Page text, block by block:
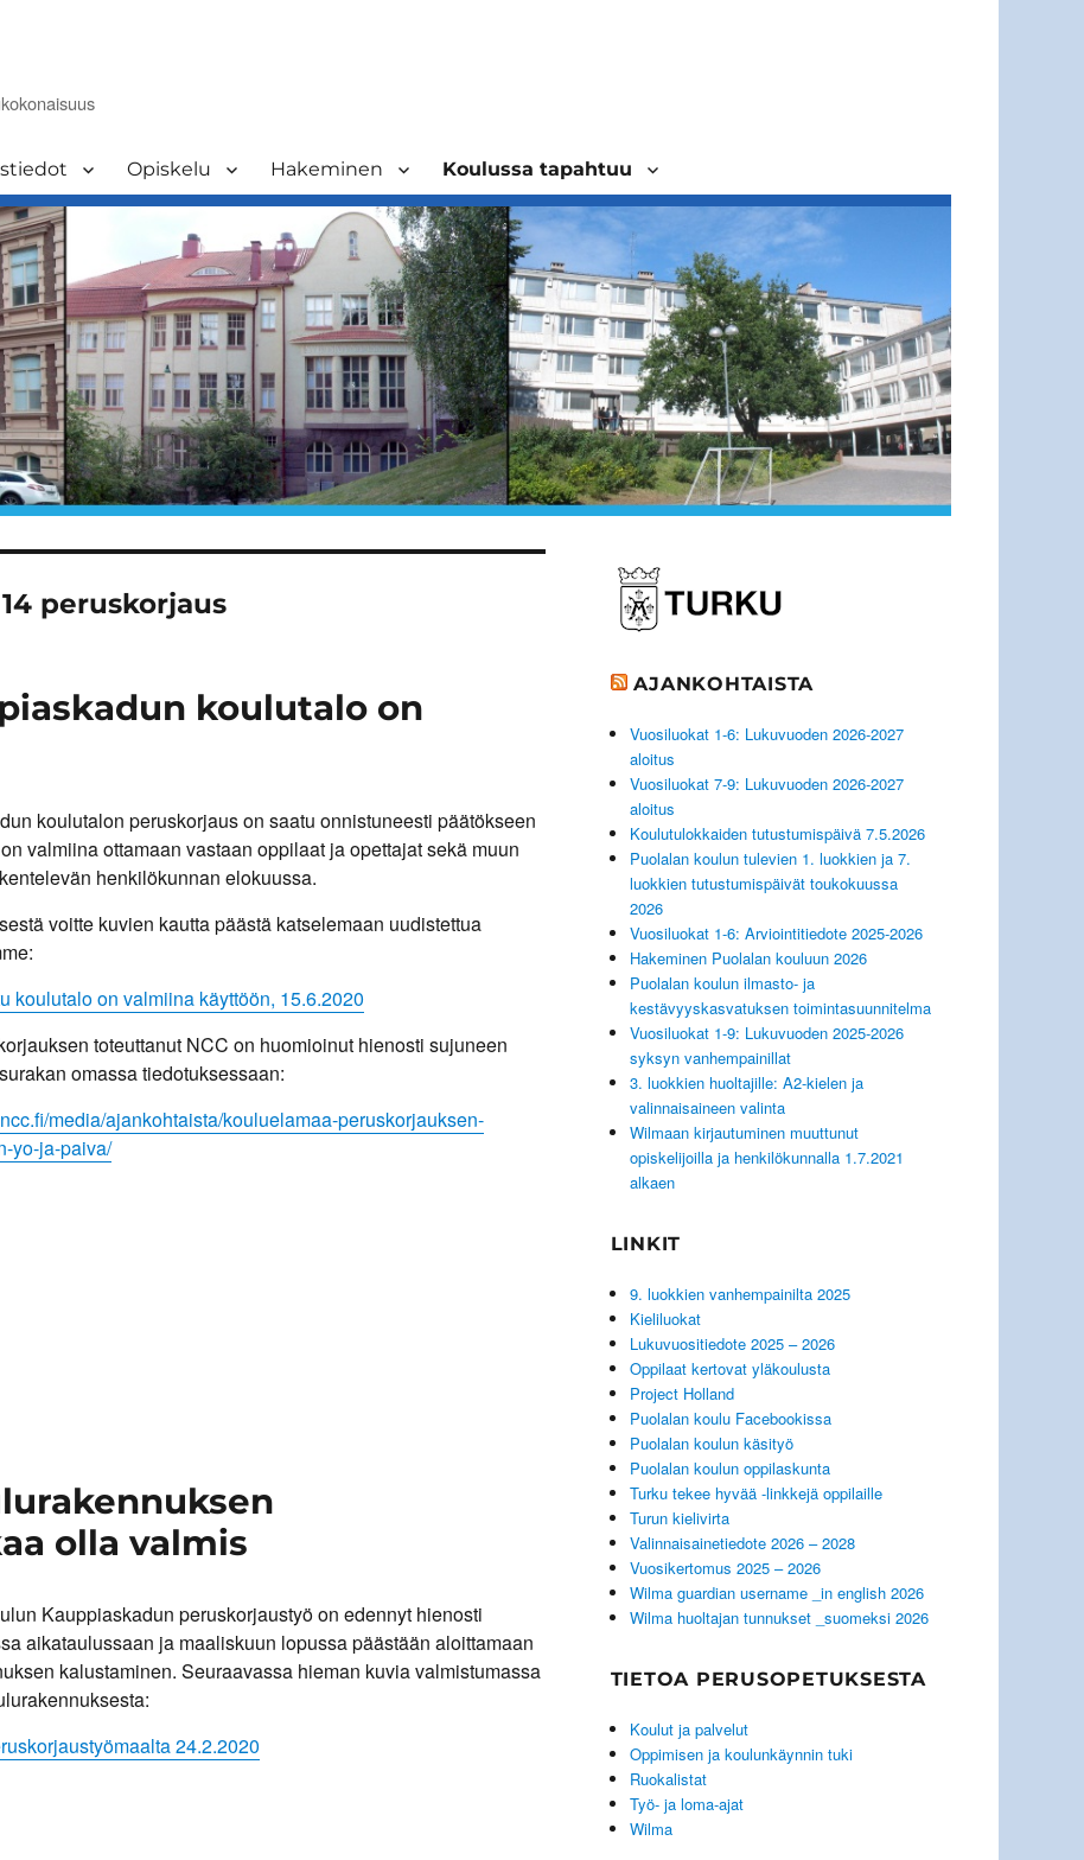
Opiskelu Hakeminen Koulussa tapahtuu
peruskorjaus
koulutalo on
koulutalon peruskorjaus on saatu onnistuneesti päätökseen
valmiina ottamaan vastaan oppilaat ja opettajat sekä muun
henkilökunnan elokuussa.
voitte kuvien kautta päästä katselemaan uudistettua
koulutalo on valmiina käyttöön, 15.6.2020
toteuttanut NCC on huomioinut hienosti sujuneen
omassa tiedotuksessaan:
media/ajankohtaista/kouluelamaa-peruskorjauksen-
yo-ja-paiva/
olla valmis
Kauppiaskadun peruskorjaustyö on edennyt hienosti
aikataulussaan ja maaliskuun lopussa päästään aloittamaan
kalustaminen. Seuraavassa hieman kuvia valmistumassa
24.2.2020
AJANKOHTAISTA
Vuosiluokat 1-6: Lukuvuoden 2026-2027
aloitus
Vuosiluokat 7-9: Lukuvuoden 2026-2027
aloitus
Koulutulokkaiden tutustumispäivä 7.5.2026
Puolalan koulun tulevien 1. luokkien ja 7.
luokkien tutustumispäivät toukokuussa
2026
Vuosiluokat 1-6: Arviointitiedote 2025-2026
Hakeminen Puolalan kouluun 2026
Puolalan koulun ilmasto- ja
kestävyyskasvatuksen toimintasuunnitelma
Vuosiluokat 1-9: Lukuvuoden 2025-2026
syksyn vanhempainillat
3. luokkien huoltajille: A2-kielen ja
valinnaisaineen valinta
Wilmaan kirjautuminen muuttunut
opiskelijoilla ja henkilökunnalla 1.7.2021
alkaen
LINKIT
9. luokkien vanhempainilta 2025
Kieliluokat
Lukuvuositiedote 2025 – 2026
Oppilaat kertovat yläkoulusta
Project Holland
Puolalan koulu Facebookissa
Puolalan koulun käsityö
Puolalan koulun oppilaskunta
Turku tekee hyvää -linkkejä oppilaille
Turun kielivirta
Valinnaisainetiedote 2026 – 2028
Vuosikertomus 2025 – 2026
Wilma guardian username _in english 2026
Wilma huoltajan tunnukset _suomeksi 2026
TIETOA PERUSOPETUKSESTA
Koulut ja palvelut
Oppimisen ja koulunkäynnin tuki
Ruokalistat
Työ- ja loma-ajat
Wilma